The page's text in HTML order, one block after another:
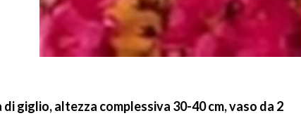
giglio, altezza complessiva 30-40 cm, vaso da 2